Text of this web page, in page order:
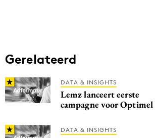
Gerelateerd
DATA & INSIGHTS
Lemz lanceert eerste
campagne voor Optimel
DATA & INSIGHTS